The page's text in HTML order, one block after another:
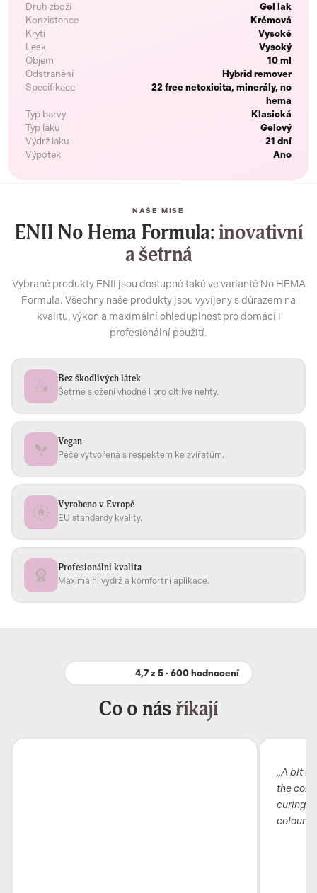
Druh zboží
Gel lak
Konzistence
Krémová
Krytí
Vysoké
Lesk
Vysoký
Objem
10 ml
Odstranění
Hybrid remover
Specifikace
22 free netoxicita, minerály, no
hema
Typ barvy
Klasická
Typ laku
Gelový
Výdrž laku
21 dní
Výpotek
Ano
NAŠE MISE
ENII No Hema Formula:inovativní
a šetrná
Vybrané produkty ENII jsou dostupné také ve variantě No HEMA
Formula. Všechny naše produkty jsou vyvíjeny s důrazem na
kvalitu, výkon a maximální ohleduplnost pro domácí i
profesionální použití.
Bez škodlivých látek
Šetrné složení vhodné i pro citlivé nehty.
Vegan
Péče vytvořená s respektem ke zvířatům.
Vyrobeno v Evropě
EU standardy kvality.
Profesionální kvalita
Maximální výdrž a komfortní aplikace.
4,7 z 5 · 600 hodnocení
Co o násříkají
„A bit
the
curing
colour